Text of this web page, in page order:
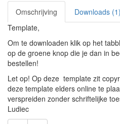
Omschrijving
Downloads (1)
Template,
Om te downloaden klik op het
op de groene knop die je dan in
bestellen!
Let op! Op deze template zit
deze template elders online te
verspreiden zonder schriftelijke
Ludiec